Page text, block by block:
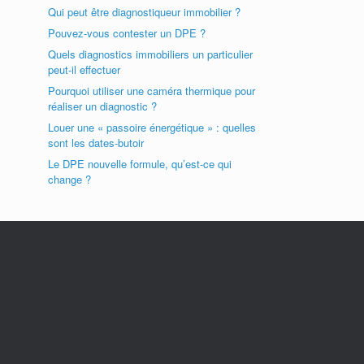
Qui peut être diagnostiqueur immobilier ?
Pouvez-vous contester un DPE ?
Quels diagnostics immobiliers un particulier
peut-il effectuer
Pourquoi utiliser une caméra thermique pour
réaliser un diagnostic ?
Louer une « passoire énergétique » : quelles
sont les dates-butoir
Le DPE nouvelle formule, qu’est-ce qui
change ?